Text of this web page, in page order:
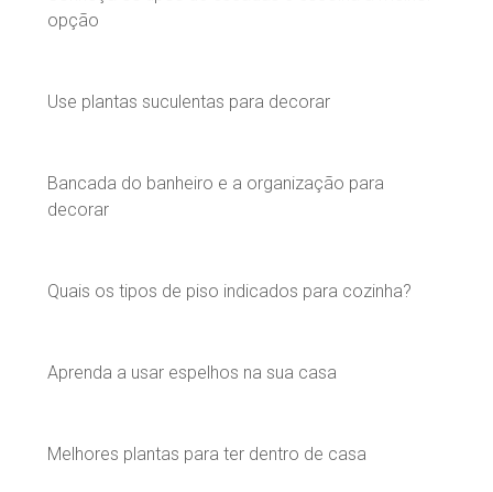
opção
Use plantas suculentas para decorar
Bancada do banheiro e a organização para
decorar
Quais os tipos de piso indicados para cozinha?
Aprenda a usar espelhos na sua casa
Melhores plantas para ter dentro de casa